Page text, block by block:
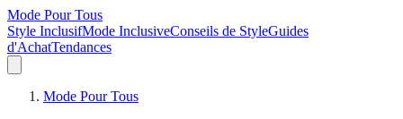
Mode Pour Tous
Style InclusifMode InclusiveConseils de StyleGuides
d'AchatTendances
Mode Pour Tous